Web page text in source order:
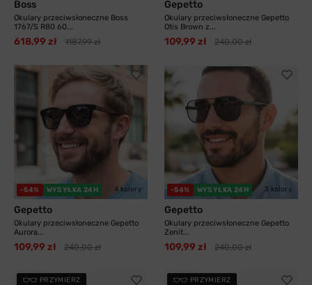
Boss
Okulary przeciwsłoneczne Boss
1767/S R80 60...
618,99 zł 1187,99 zł
Gepetto
Okulary przeciwsłoneczne Gepetto
Otis Brown z...
109,99 zł 240,00 zł
-54% WYSYŁKA 24H 4 kolory
Gepetto
Okulary przeciwsłoneczne Gepetto
Aurora...
109,99 zł 240,00 zł
-54% WYSYŁKA 24H 3 kolory
Gepetto
Okulary przeciwsłoneczne Gepetto
Zenit...
109,99 zł 240,00 zł
PRZYMIERZ PRZYMIERZ